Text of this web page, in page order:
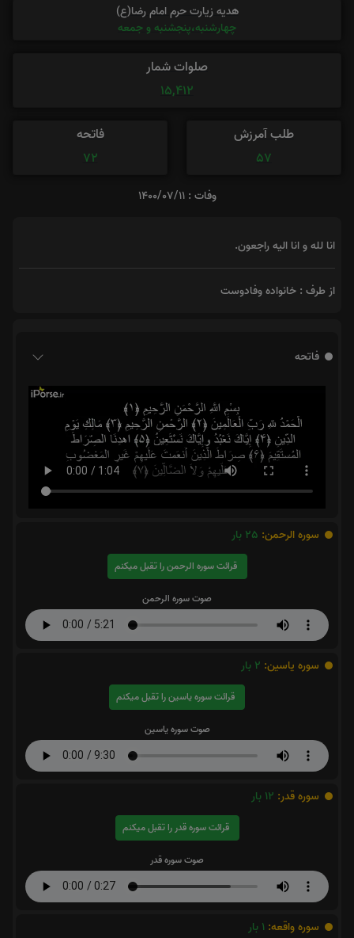
هدیه زیارت حرم امام رضا(ع)
چهارشنبه،پنجشنبه و جمعه
صلوات شمار
15,412
طلب آمرزش
57
فاتحه
72
وفات : 1400/07/11
انا لله و انا الیه راجعون.
از طرف : خانواده وفادوست
فاتحه
سوره الرحمن: 25 بار
قرائت سوره الرحمن را تقبل میکنم
صوت سوره الرحمن
سوره یاسین: 2 بار
قرائت سوره یاسین را تقبل میکنم
صوت سوره یاسین
سوره قدر: 12 بار
قرائت سوره قدر را تقبل میکنم
صوت سوره قدر
سوره واقعه: 1 بار